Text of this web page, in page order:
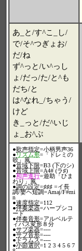
あ_と/す^こ_し/
で/そ^つぎょお/
だ/ね
ず^っと/い^っし
ょ/だっ/た/と^も
だち/と
は^なれ_/ちゃう/
けど
き_っと/だ^いじ
ょ_お^ぶ
●歌声指定=小柄男声36
●リズム形=「ドレミの
歌」風
●音域下限=B3 (下のシ)
●音域上限=A4# (ラ♯)
●和声進行=遊助「ひま
わり」風
●調の設定=♯♯♯ =イ長
調/嬰ヘ短調=Amaj/F#mi
n
●速度指定=112
●伴奏楽器=ハープシコ
ード
●伴奏音形=アルベルテ
ィバス変形８分
●サブ楽器=----
●サブ音形=----
●ドラムス=----
●小節選択=1 2 3 4 5 6 7